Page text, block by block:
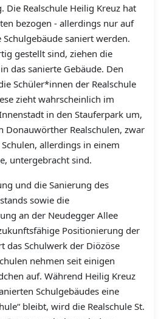
Realschule Heilig Kreuz hat
bezogen - allerdings nur auf
saniert werden.
gestellt sind, ziehen die
das sanierte Gebäude. Den
Schüler*innen der Realschule
zieht wahrscheinlich im
in den Stauferpark um,
Donauwörther Realschulen, zwar
allerdings in einem
untergebracht sind.
und die Sanierung des
sowie die
an der Neudegger Allee
Positionierung der
das Schulwerk der Diözöse
nehmen seit einigen
auf. Während Heilig Kreuz
Schulgebäudes eine
bleibt, wird die Realschule St.